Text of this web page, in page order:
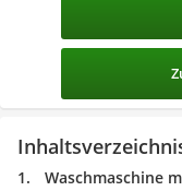
Waschmaschine